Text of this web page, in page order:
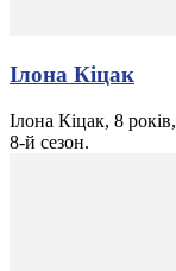
Ілона Кіцак
Ілона Кіцак, 8
8-й сезон.